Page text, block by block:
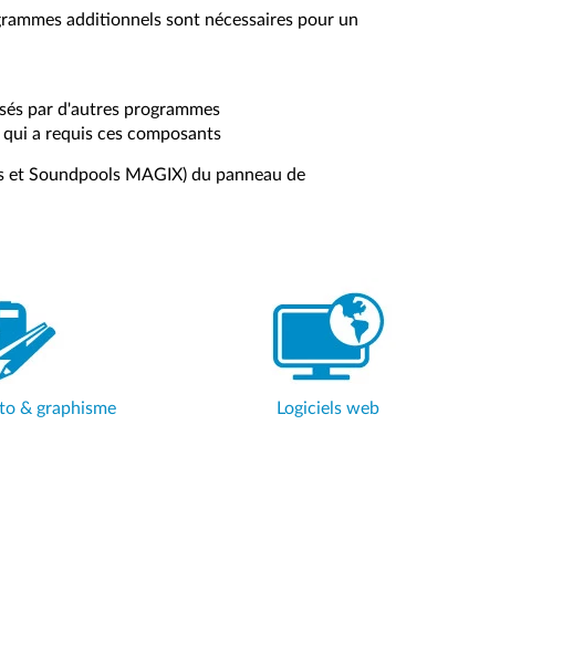
additionnels sont nécessaires pour un
par d'autres programmes
a requis ces composants
et Soundpools MAGIX) du panneau de
& graphisme Logiciels web